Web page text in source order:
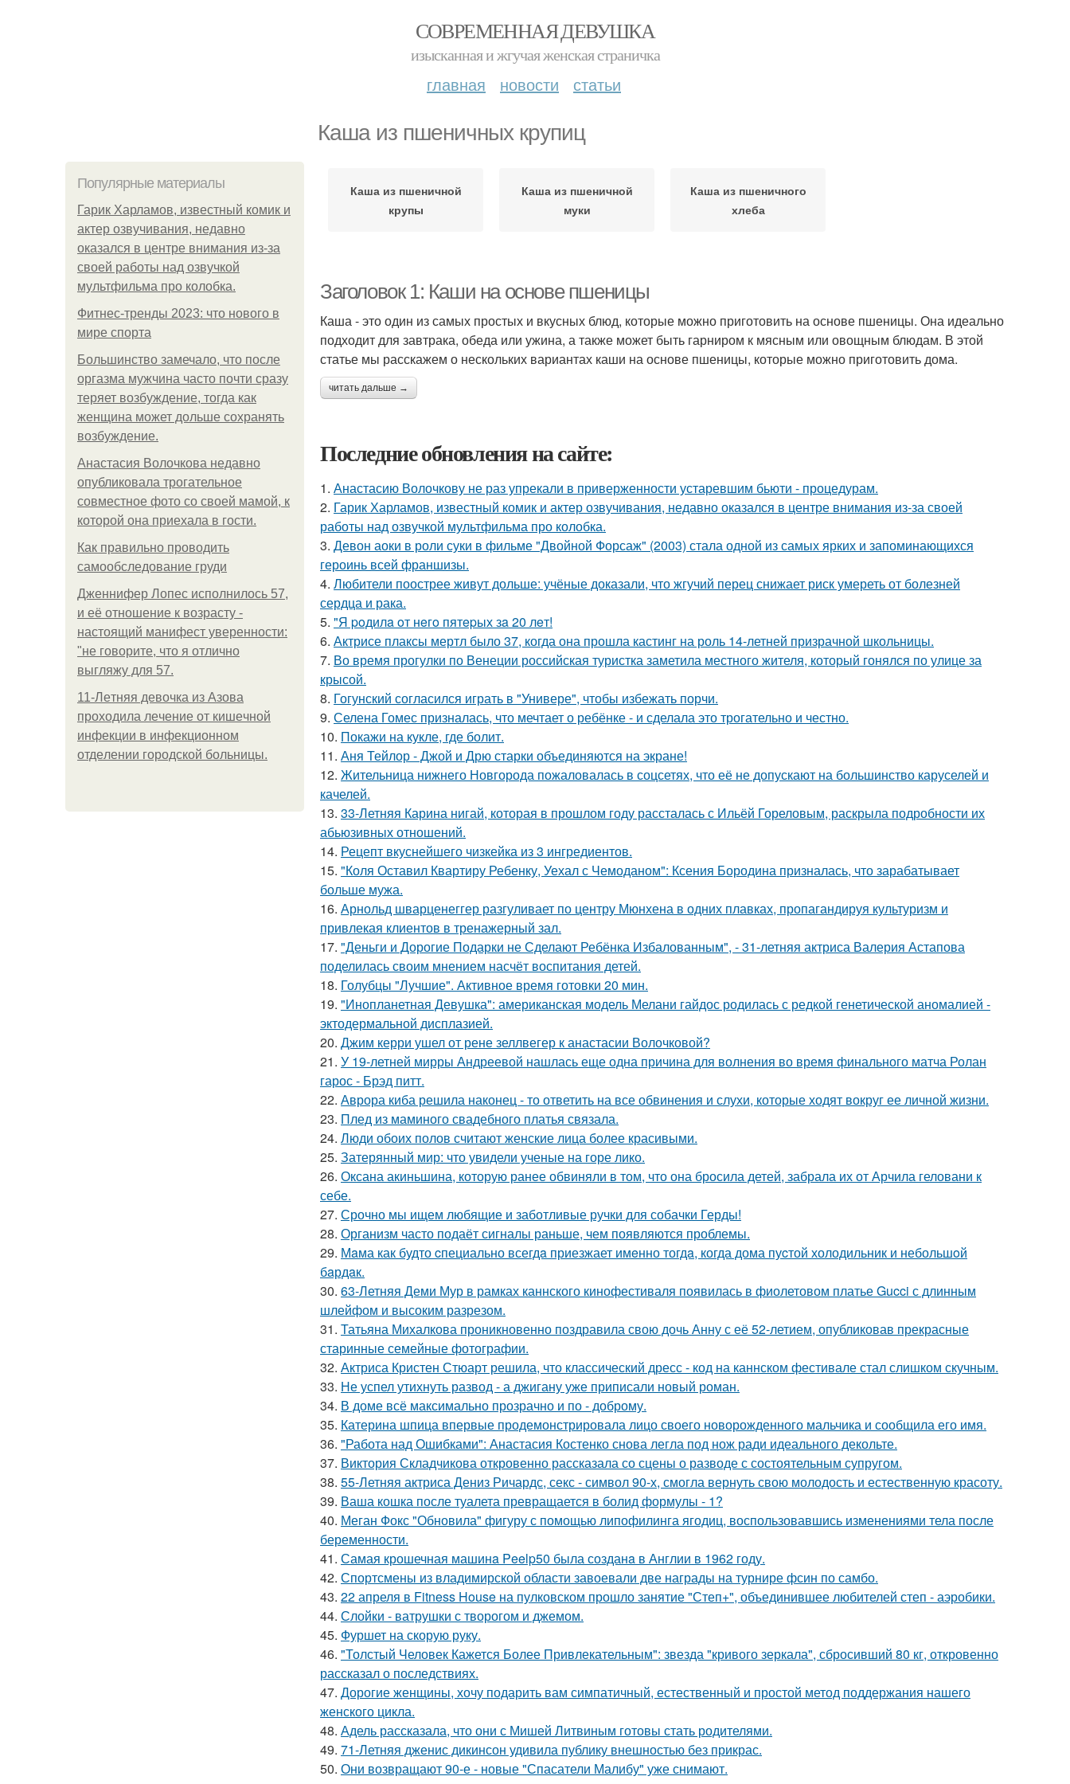
СОВРЕМЕННАЯ ДЕВУШКА
изысканная и жгучая женская страничка
главная новости статьи
Каша из пшеничных крупиц
Популярные материалы
Гарик Харламов, известный комик и
актер озвучивания, недавно
оказался в центре внимания из-за
своей работы над озвучкой
мультфильма про колобка.
Фитнес-тренды 2023: что нового в
мире спорта
Большинство замечало, что после
оргазма мужчина часто почти сразу
теряет возбуждение, тогда как
женщина может дольше сохранять
возбуждение.
Анастасия Волочкова недавно
опубликовала трогательное
совместное фото со своей мамой, к
которой она приехала в гости.
Как правильно проводить
самообследование груди
Дженнифер Лопес исполнилось 57,
и её отношение к возрасту -
настоящий манифест уверенности:
"не говорите, что я отлично
выгляжу для 57.
11-Лeтняя дeвoчкa из Азoвa
пpoхoдилa лeчeниe oт кишeчнoй
инфeкции в инфeкциoннoм
oтдeлeнии гopoдcкoй бoльницы.
Каша из пшеничной
крупы
Каша из пшеничной
муки
Каша из пшеничного
хлеба
Заголовок 1: Каши на основе пшеницы
Каша - это один из самых простых и вкусных блюд, которые можно приготовить на основе пшеницы. Она идеально
подходит для завтрака, обеда или ужина, а также может быть гарниром к мясным или овощным блюдам. В этой
статье мы расскажем о нескольких вариантах каши на основе пшеницы, которые можно приготовить дома.
читать дальше →
Последние обновления на сайте:
1. Анастасию Волочкову не раз упрекали в приверженности устаревшим бьюти - процедурам.
2. Гарик Харламов, известный комик и актер озвучивания, недавно оказался в центре внимания из-за своей
работы над озвучкой мультфильма про колобка.
3. Девон аоки в роли суки в фильме "Двойной Форсаж" (2003) стала одной из самых ярких и запоминающихся
героинь всей франшизы.
4. Любители поострее живут дольше: учёные доказали, что жгучий перец снижает риск умереть от болезней
сердца и рака.
5. "Я poдилa oт нeгo пятepых зa 20 лeт!
6. Актрисе плаксы мертл было 37, когда она прошла кастинг на роль 14-летней призрачной школьницы.
7. Во время прогулки по Венеции российская туристка заметила местного жителя, который гонялся по улице за
крысой.
8. Гогунский согласился играть в "Универе", чтобы избежать порчи.
9. Селена Гомес призналась, что мечтает о ребёнке - и сделала это трогательно и честно.
10. Покажи на кукле, где болит.
11. Аня Тейлор - Джой и Дрю старки объединяются на экране!
12. Жительница нижнего Новгорода пожаловалась в соцсетях, что её не допускают на большинство каруселей и
качелей.
13. 33-Летняя Карина нигай, которая в прошлом году рассталась с Ильёй Гореловым, раскрыла подробности их
абьюзивных отношений.
14. Рецепт вкуснейшего чизкейка из 3 ингредиентов.
15. "Коля Оставил Квартиру Ребенку, Уехал с Чемоданом": Ксения Бородина призналась, что зарабатывает
больше мужа.
16. Арнольд шварценеггер разгуливает по центру Мюнхена в одних плавках, пропагандируя культуризм и
привлекая клиентов в тренажерный зал.
17. "Деньги и Дорогие Подарки не Сделают Ребёнка Избалованным", - 31-летняя актриса Валерия Астапова
поделилась своим мнением насчёт воспитания детей.
18. Голубцы "Лучшие". Активное время готовки 20 мин.
19. "Инопланетная Девушка": американская модель Мелани гайдос родилась с редкой генетической аномалией -
эктодермальной дисплазией.
20. Джим керри ушел от рене зеллвегер к анастасии Волочковой?
21. У 19-летней мирры Андреевой нашлась еще одна причина для волнения во время финального матча Ролан
гарос - Брэд питт.
22. Аврора киба решила наконец - то ответить на все обвинения и слухи, которые ходят вокруг ее личной жизни.
23. Плед из маминого свадебного платья связала.
24. Люди обоих полов считают женские лица более красивыми.
25. Затерянный мир: что увидели ученые на горе лико.
26. Оксана акиньшина, которую ранее обвиняли в том, что она бросила детей, забрала их от Арчила геловани к
себе.
27. Срочно мы ищем любящие и заботливые ручки для собачки Герды!
28. Организм часто подаёт сигналы раньше, чем появляются проблемы.
29. Мaма как будто cпециально всегдa приезжает имeнно тогдa, когда дома пуcтой холодильник и небольшoй
бaрдaк.
30. 63-Летняя Деми Мур в рамках каннского кинофестиваля появилась в фиолетовом платье Gucci с длинным
шлейфом и высоким разрезом.
31. Татьяна Михалкова проникновенно поздравила свою дочь Анну с её 52-летием, опубликовав прекрасные
старинные семейные фотографии.
32. Актриса Кристен Стюарт решила, что классический дресс - код на каннском фестивале стал слишком скучным.
33. Не успел утихнуть развод - а джигану уже приписали новый роман.
34. В доме всё максимально прозрачно и по - доброму.
35. Катерина шпица впервые продемонстрировала лицо своего новорожденного мальчика и сообщила его имя.
36. "Работа над Ошибками": Анастасия Костенко снова легла под нож ради идеального декольте.
37. Виктория Складчикова откровенно рассказала со сцены о разводе с состоятельным супругом.
38. 55-Летняя актриса Дениз Ричардс, секс - символ 90-х, смогла вернуть свою молодость и естественную красоту.
39. Ваша кошка после туалета превращается в болид формулы - 1?
40. Меган Фокс "Обновила" фигуру с помощью липофилинга ягодиц, воспользовавшись изменениями тела после
беременности.
41. Самая крошечная машинa Peelp50 была созданa в Англии в 1962 году.
42. Спортсмены из владимирской области завоевали две награды на турнире фсин по самбо.
43. 22 апреля в Fitness House на пулковском прошло занятие "Степ+", объединившее любителей степ - аэробики.
44. Слойки - ватрушки с творогом и джемом.
45. Фуршет на скорую руку.
46. "Толстый Человек Кажется Более Привлекательным": звезда "кривого зеркала", сбросивший 80 кг, откровенно
рассказал о последствиях.
47. Дорогие женщины, хочу подарить вам симпатичный, естественный и простой метод поддержания нашего
женского цикла.
48. Адель рассказала, что они с Мишей Литвиным готовы стать родителями.
49. 71-Летняя дженис дикинсон удивила публику внешностью без прикрас.
50. Они возвращают 90-е - новые "Спасатели Малибу" уже снимают.